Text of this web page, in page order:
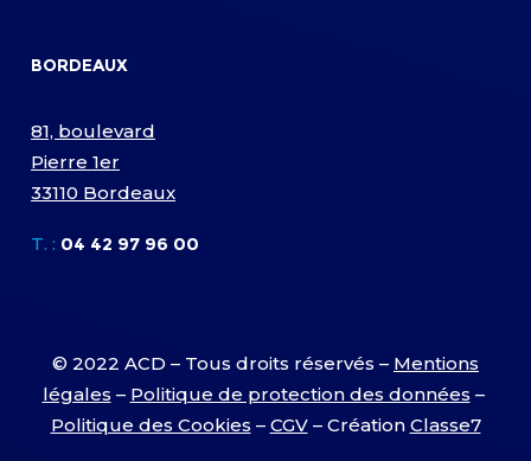
BORDEAUX
81, boulevard
Pierre 1er
33110 Bordeaux
T. : 04 42 97 96 00
© 2022 ACD – Tous droits réservés – Mentions
légales – Politique de protection des données –
Politique des Cookies – CGV– Création Classe7